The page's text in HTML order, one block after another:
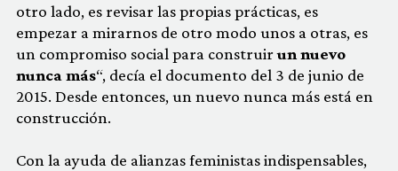
otro lado, es revisar las propias prácticas, es
empezar a mirarnos de otro modo unos a otras, es
un compromiso social para construirun nuevo
nunca más“, decía el documento del 3 de junio de
2015. Desde entonces, un nuevo nunca más está en
construcción.
Con la ayuda de alianzas feministas indispensables,